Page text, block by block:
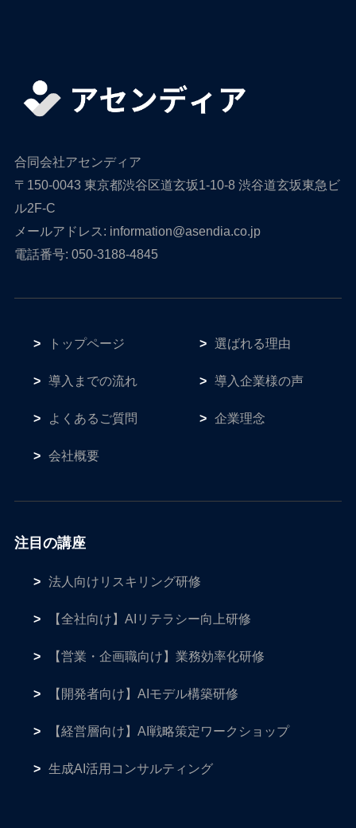
合同会社アセンディア
〒150-0043 東京都渋谷区道玄坂1-10-8 渋谷道玄坂東急ビ
ル2F-C
メールアドレス: information@asendia.co.jp
電話番号: 050-3188-4845
トップページ 選ばれる理由
導入までの流れ 導入企業様の声
よくあるご質問 企業理念
会社概要
注目の講座
法人向けリスキリング研修
【全社向け】AIリテラシー向上研修
【営業・企画職向け】業務効率化研修
【開発者向け】AIモデル構築研修
【経営層向け】AI戦略策定ワークショップ
生成AI活用コンサルティング